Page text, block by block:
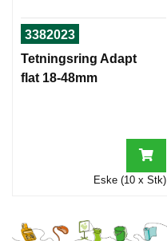
3382023
Tetningsring Adapt
flat 18-48mm
Eske (10 x Stk)